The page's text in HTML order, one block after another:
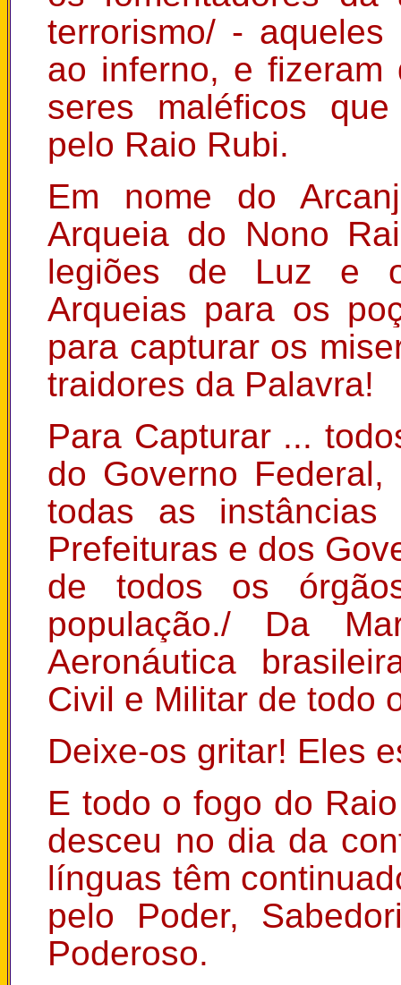
terrorismo/ -
ao inferno, e fizeram
seres maléficos
pelo Raio Rubi.
Em nome do
Arqueia do Nono
legiões de Luz e
Arqueias para os
para capturar os
traidores da Palavra!
Para Capturar ...
do Governo
todas as instâncias
Prefeituras e dos
de todos os
população./ Da
Aeronáutica
Civil e Militar de todo
Deixe-os gritar! Eles
E todo o fogo do
desceu no dia da
línguas têm
pelo Poder,
Poderoso.